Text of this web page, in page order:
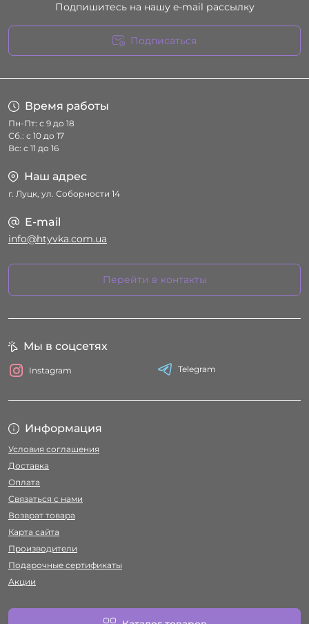
Подпишитесь на нашу e-mail рассылку
Подписаться
Время работы
Пн-Пт: с 9 до 18
Сб.: с 10 до 17
Вс: с 11 до 16
Наш адрес
г. Луцк, ул. Соборности 14
E-mail
info@htyvka.com.ua
Перейти в контакты
Информация
Условия соглашения
Доставка
Оплата
Связаться с нами
Возврат товара
Карта сайта
Производители
Подарочные сертификаты
Акции
Мы в соцсетях
Instagram Telegram